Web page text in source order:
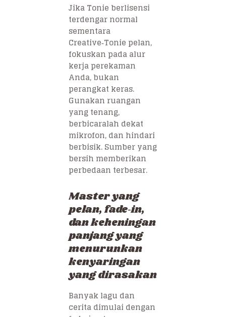
Jika Tonie berlisensi
terdengar normal
sementara
Creative‑Tonie pelan,
fokuskan pada alur
kerja perekaman
Anda, bukan
perangkat keras.
Gunakan ruangan
yang tenang,
berbicaralah dekat
mikrofon, dan hindari
berbisik. Sumber yang
bersih memberikan
perbedaan terbesar.
Master yang
pelan, fade‑in,
dan keheningan
panjang yang
menurunkan
kenyaringan
yang dirasakan
Banyak lagu dan
cerita dimulai dengan